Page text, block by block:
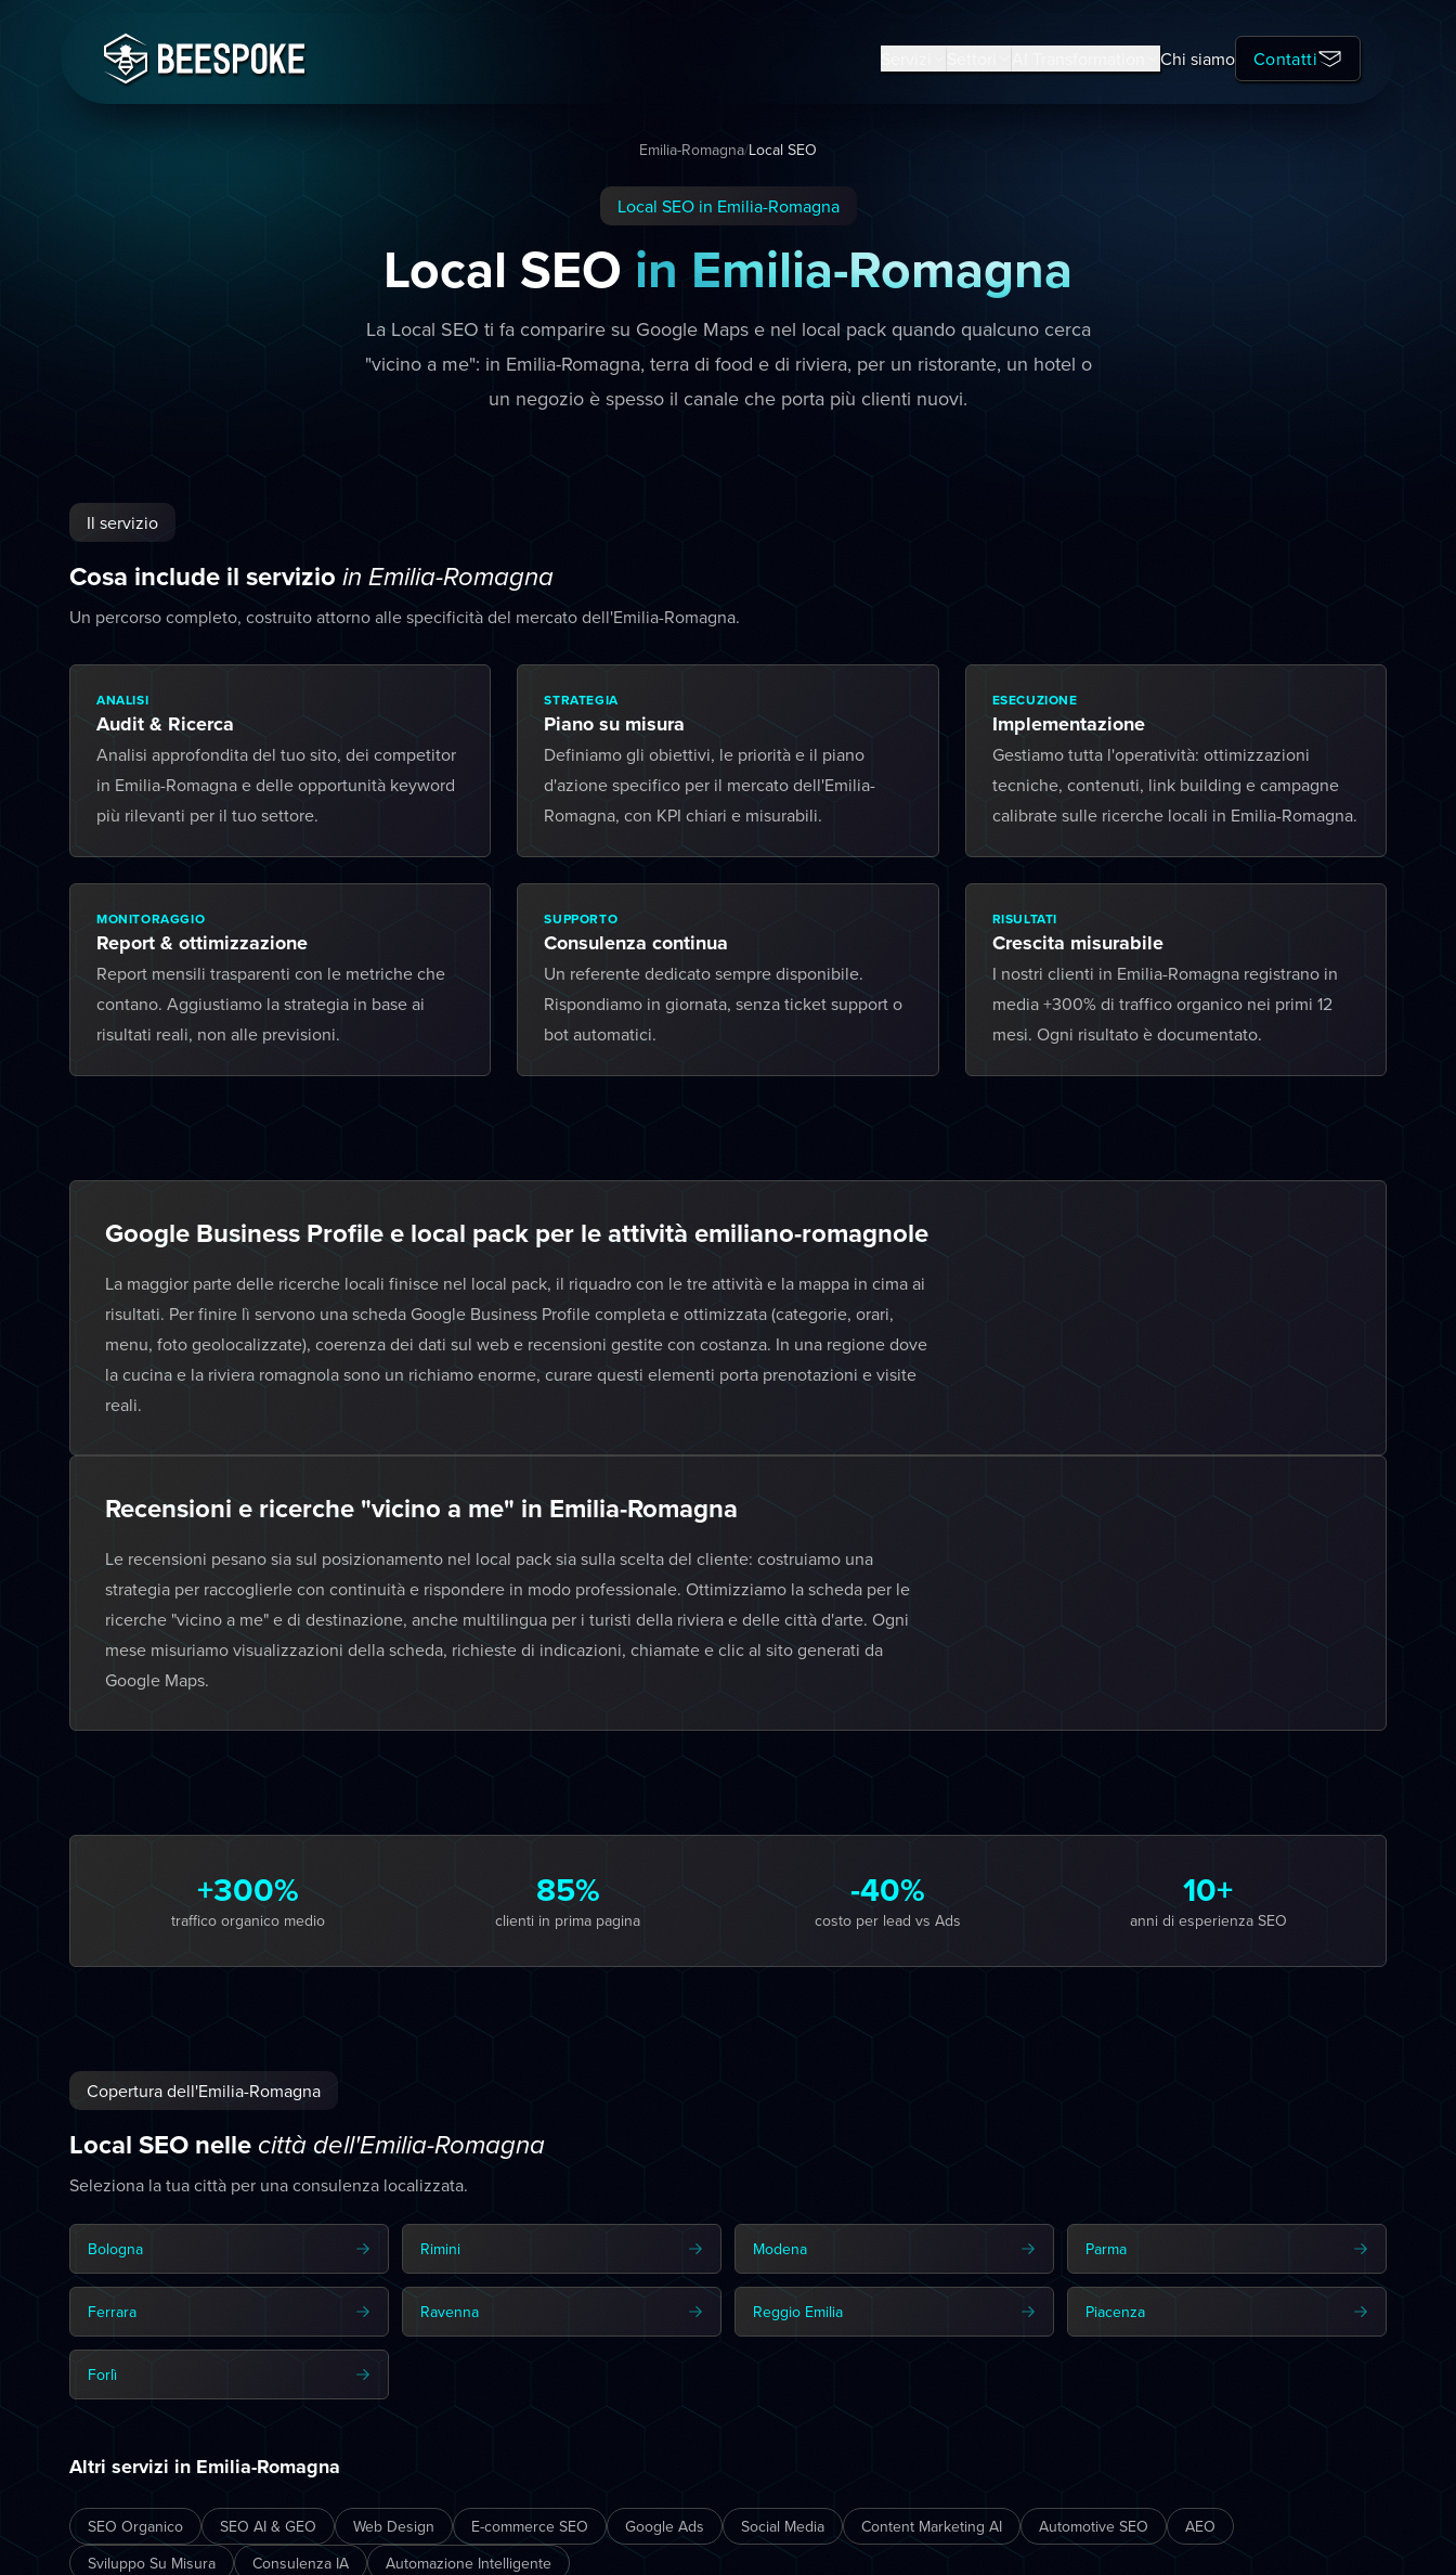
Chi siamo Contatti
Emilia-Romagna/Local SEO
Local SEO in Emilia-Romagna
Local SEO in Emilia-Romagna
La Local SEO ti fa comparire su Google Maps e nel local pack quando qualcuno cerca
"vicino a me": in Emilia-Romagna, terra di food e di riviera, per un ristorante, un hotel o
un negozio è spesso il canale che porta più clienti nuovi.
Il servizio
Cosa include il servizio in Emilia-Romagna
Un percorso completo, costruito attorno alle specificità del mercato dell'Emilia-Romagna.
ANALISI
Audit & Ricerca
Analisi approfondita del tuo sito, dei competitor
in Emilia-Romagna e delle opportunità keyword
più rilevanti per il tuo settore.
STRATEGIA
Piano su misura
Definiamo gli obiettivi, le priorità e il piano
d'azione specifico per il mercato dell'Emilia-
Romagna, con KPI chiari e misurabili.
ESECUZIONE
Implementazione
Gestiamo tutta l'operatività: ottimizzazioni
tecniche, contenuti, link building e campagne
calibrate sulle ricerche locali in Emilia-Romagna.
MONITORAGGIO
Report & ottimizzazione
Report mensili trasparenti con le metriche che
contano. Aggiustiamo la strategia in base ai
risultati reali, non alle previsioni.
SUPPORTO
Consulenza continua
Un referente dedicato sempre disponibile.
Rispondiamo in giornata, senza ticket support o
bot automatici.
RISULTATI
Crescita misurabile
I nostri clienti in Emilia-Romagna registrano in
media +300% di traffico organico nei primi 12
mesi. Ogni risultato è documentato.
Google Business Profile e local pack per le attività emiliano-romagnole
La maggior parte delle ricerche locali finisce nel local pack, il riquadro con le tre attività e la mappa in cima ai
risultati. Per finire lì servono una scheda Google Business Profile completa e ottimizzata (categorie, orari,
menu, foto geolocalizzate), coerenza dei dati sul web e recensioni gestite con costanza. In una regione dove
la cucina e la riviera romagnola sono un richiamo enorme, curare questi elementi porta prenotazioni e visite
reali.
Recensioni e ricerche "vicino a me" in Emilia-Romagna
Le recensioni pesano sia sul posizionamento nel local pack sia sulla scelta del cliente: costruiamo una
strategia per raccoglierle con continuità e rispondere in modo professionale. Ottimizziamo la scheda per le
ricerche "vicino a me" e di destinazione, anche multilingua per i turisti della riviera e delle città d'arte. Ogni
mese misuriamo visualizzazioni della scheda, richieste di indicazioni, chiamate e clic al sito generati da
Google Maps.
+300%
traffico organico medio
85%
clienti in prima pagina
-40%
costo per lead vs Ads
10+
anni di esperienza SEO
Copertura dell'Emilia-Romagna
Local SEO nelle città dell'Emilia-Romagna
Seleziona la tua città per una consulenza localizzata.
Bologna Rimini Modena Parma
Ferrara Ravenna Reggio Emilia Piacenza
Forlì
Altri servizi in Emilia-Romagna
SEO Organico SEO AI & GEO Web Design E-commerce SEO Google Ads Social Media Content Marketing AI Automotive SEO
AEO
Sviluppo Su Misura
Consulenza IA Automazione Intelligente